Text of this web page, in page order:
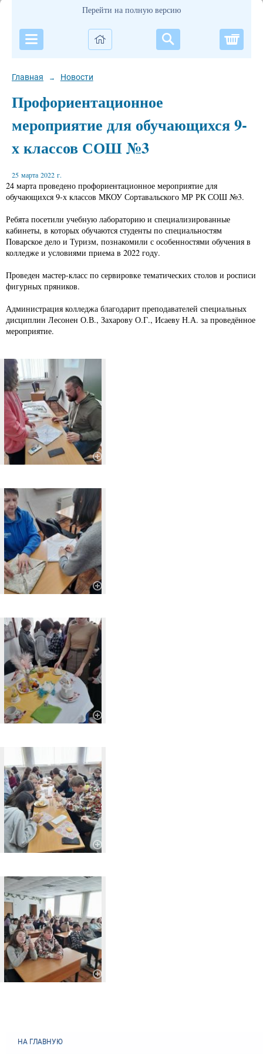
Перейти на полную версию
Главная → Новости
Профориентационное
мероприятие для обучающихся 9-
х классов СОШ №3
25 марта 2022 г.
24 марта проведено профориентационное мероприятие для
обучающихся 9-х классов МКОУ Сортавальского МР РК СОШ №3.
Ребята посетили учебную лабораторию и специализированные
кабинеты, в которых обучаются студенты по специальностям
Поварское дело и Туризм, познакомили с особенностями обучения в
колледже и условиями приема в 2022 году.
Проведен мастер-класс по сервировке тематических столов и росписи
фигурных пряников.
Администрация колледжа благодарит преподавателей специальных
дисциплин Лесонен О.В., Захарову О.Г., Исаеву Н.А. за проведённое
мероприятие.
НА ГЛАВНУЮ